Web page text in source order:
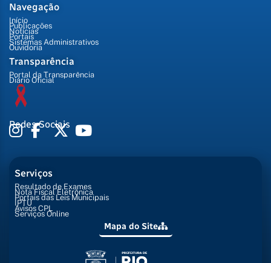
Navegação
Início
Publicações
Notícias
Portais
Sistemas Administrativos
Ouvidoria
Transparência
Portal da Transparência
Diário Oficial
Redes Sociais
Serviços
Resultado de Exames
Nota Fiscal Eletrônica
Portais das Leis Municipais
IPTU
Avisos CPL
Serviços Online
Mapa do Site